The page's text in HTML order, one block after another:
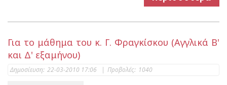
Για το μάθημα του κ. Γ. Φραγκίσκου (Αγγλικά Β'
και Δ' εξαμήνου)
Δημοσίευση: 22-03-2010 17:06 | Προβολές: 1040